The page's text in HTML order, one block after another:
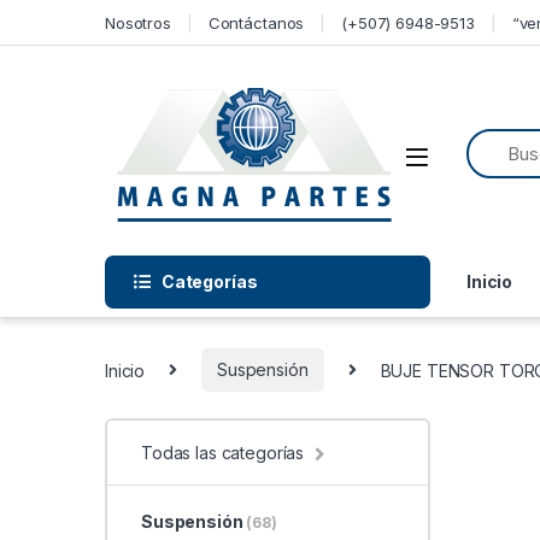
Nosotros Contáctanos (+507) 6948-9513
Categorías Inicio
Inicio Suspensión BUJE TENSOR
Todas las categorías
Suspensión (68)